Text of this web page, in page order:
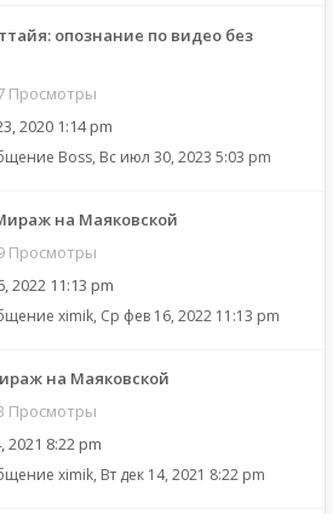
опознание по видео без
Просмотры
2020 1:14 pm
Boss, Вс июл 30, 2023 5:03 pm
на Маяковской
Просмотры
2022 11:13 pm
ximik, Ср фев 16, 2022 11:13 pm
на Маяковской
Просмотры
2021 8:22 pm
ximik, Вт дек 14, 2021 8:22 pm